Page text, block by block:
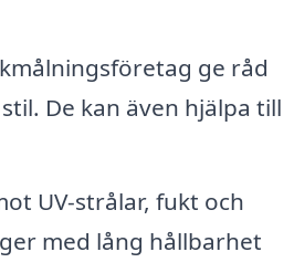
ge råd
De kan även hjälpa till
UV-strålar, fukt och
med lång hållbarhet